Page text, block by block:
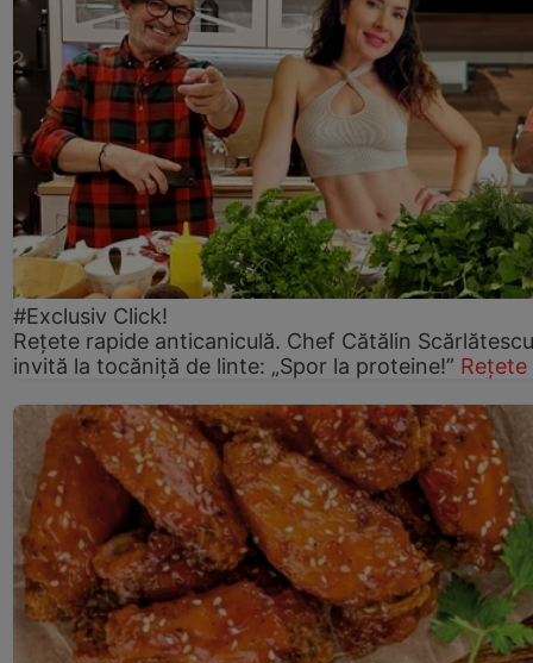
#Exclusiv Click!
Rețete rapide anticaniculă. Chef Cătălin
invită la tocăniță de linte: „Spor la proteine!” Rețete